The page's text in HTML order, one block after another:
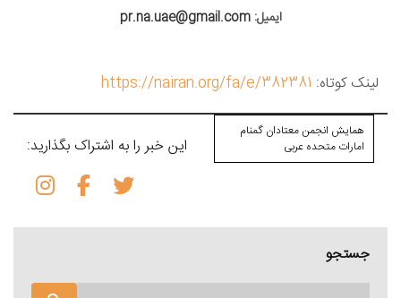
ایمیل:pr.na.uae@gmail.com
لینک کوتاه: https://nairan.org/fa/e/382381
همایش انجمن معتادان گمنام
امارات متحده عربی
این خبر را به اشتراک بگذارید:
جستجو